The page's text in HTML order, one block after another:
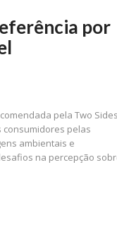
por
pela Two
pelas
ambientais e
na percepção